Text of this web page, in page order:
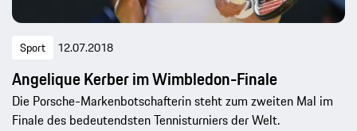
Sport 12.07.2018
Angelique Kerber im Wimbledon-Finale
Die Porsche-Markenbotschafterin steht zum zweiten Mal im
Finale des bedeutendsten Tennisturniers der Welt.